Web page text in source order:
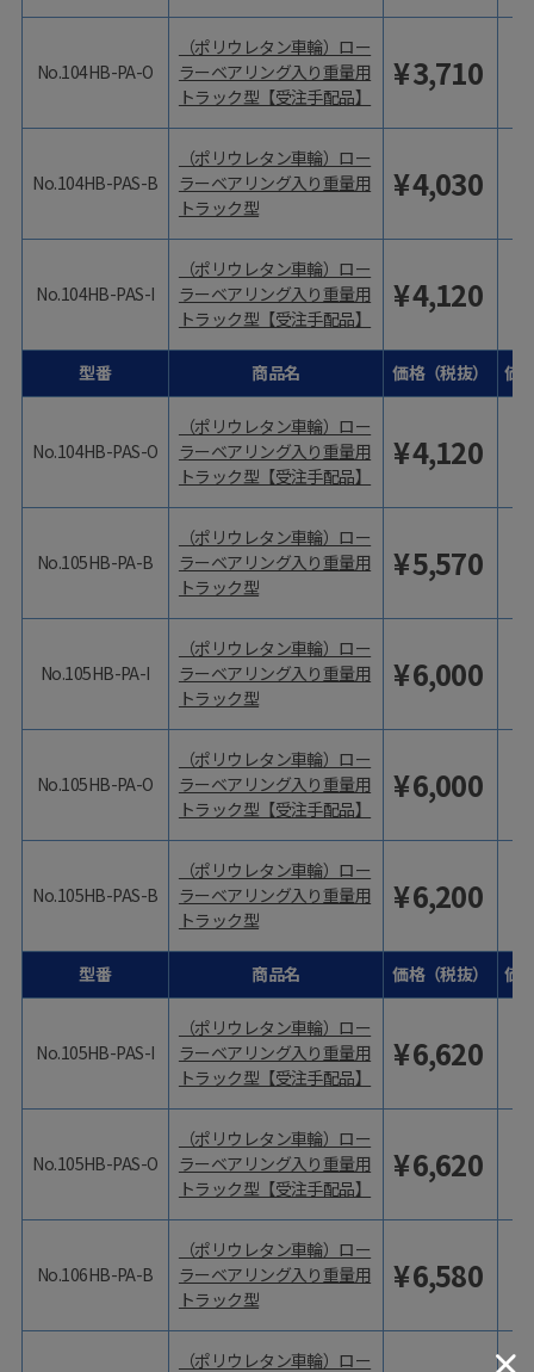
No.104HB-PA-O
No.104HB-PAS-B
No.104HB-PAS-I
型番
No.104HB-PAS-O
No.105HB-PA-B
No.105HB-PA-I
No.105HB-PA-O
No.105HB-PAS-B
型番
No.105HB-PAS-I
No.105HB-PAS-O
No.106HB-PA-B
（ポリウレタン車輪）ロー
ラーベアリング入り重量用
トラック型【受注手配品】
¥3,710
（ポリウレタン車輪）ロー
ラーベアリング入り重量用
トラック型
¥4,030
（ポリウレタン車輪）ロー
ラーベアリング入り重量用
トラック型【受注手配品】
¥4,120
商品名 価格（税抜） 価
（ポリウレタン車輪）ロー
ラーベアリング入り重量用
トラック型【受注手配品】
¥4,120
（ポリウレタン車輪）ロー
ラーベアリング入り重量用
トラック型
¥5,570
（ポリウレタン車輪）ロー
ラーベアリング入り重量用
トラック型
¥6,000
（ポリウレタン車輪）ロー
ラーベアリング入り重量用
トラック型【受注手配品】
¥6,000
（ポリウレタン車輪）ロー
ラーベアリング入り重量用
トラック型
¥6,200
商品名 価格（税抜） 価
（ポリウレタン車輪）ロー
ラーベアリング入り重量用
トラック型【受注手配品】
¥6,620
（ポリウレタン車輪）ロー
ラーベアリング入り重量用
トラック型【受注手配品】
¥6,620
（ポリウレタン車輪）ロー
ラーベアリング入り重量用
トラック型
¥6,580
（ポリウレタン車輪）ロー